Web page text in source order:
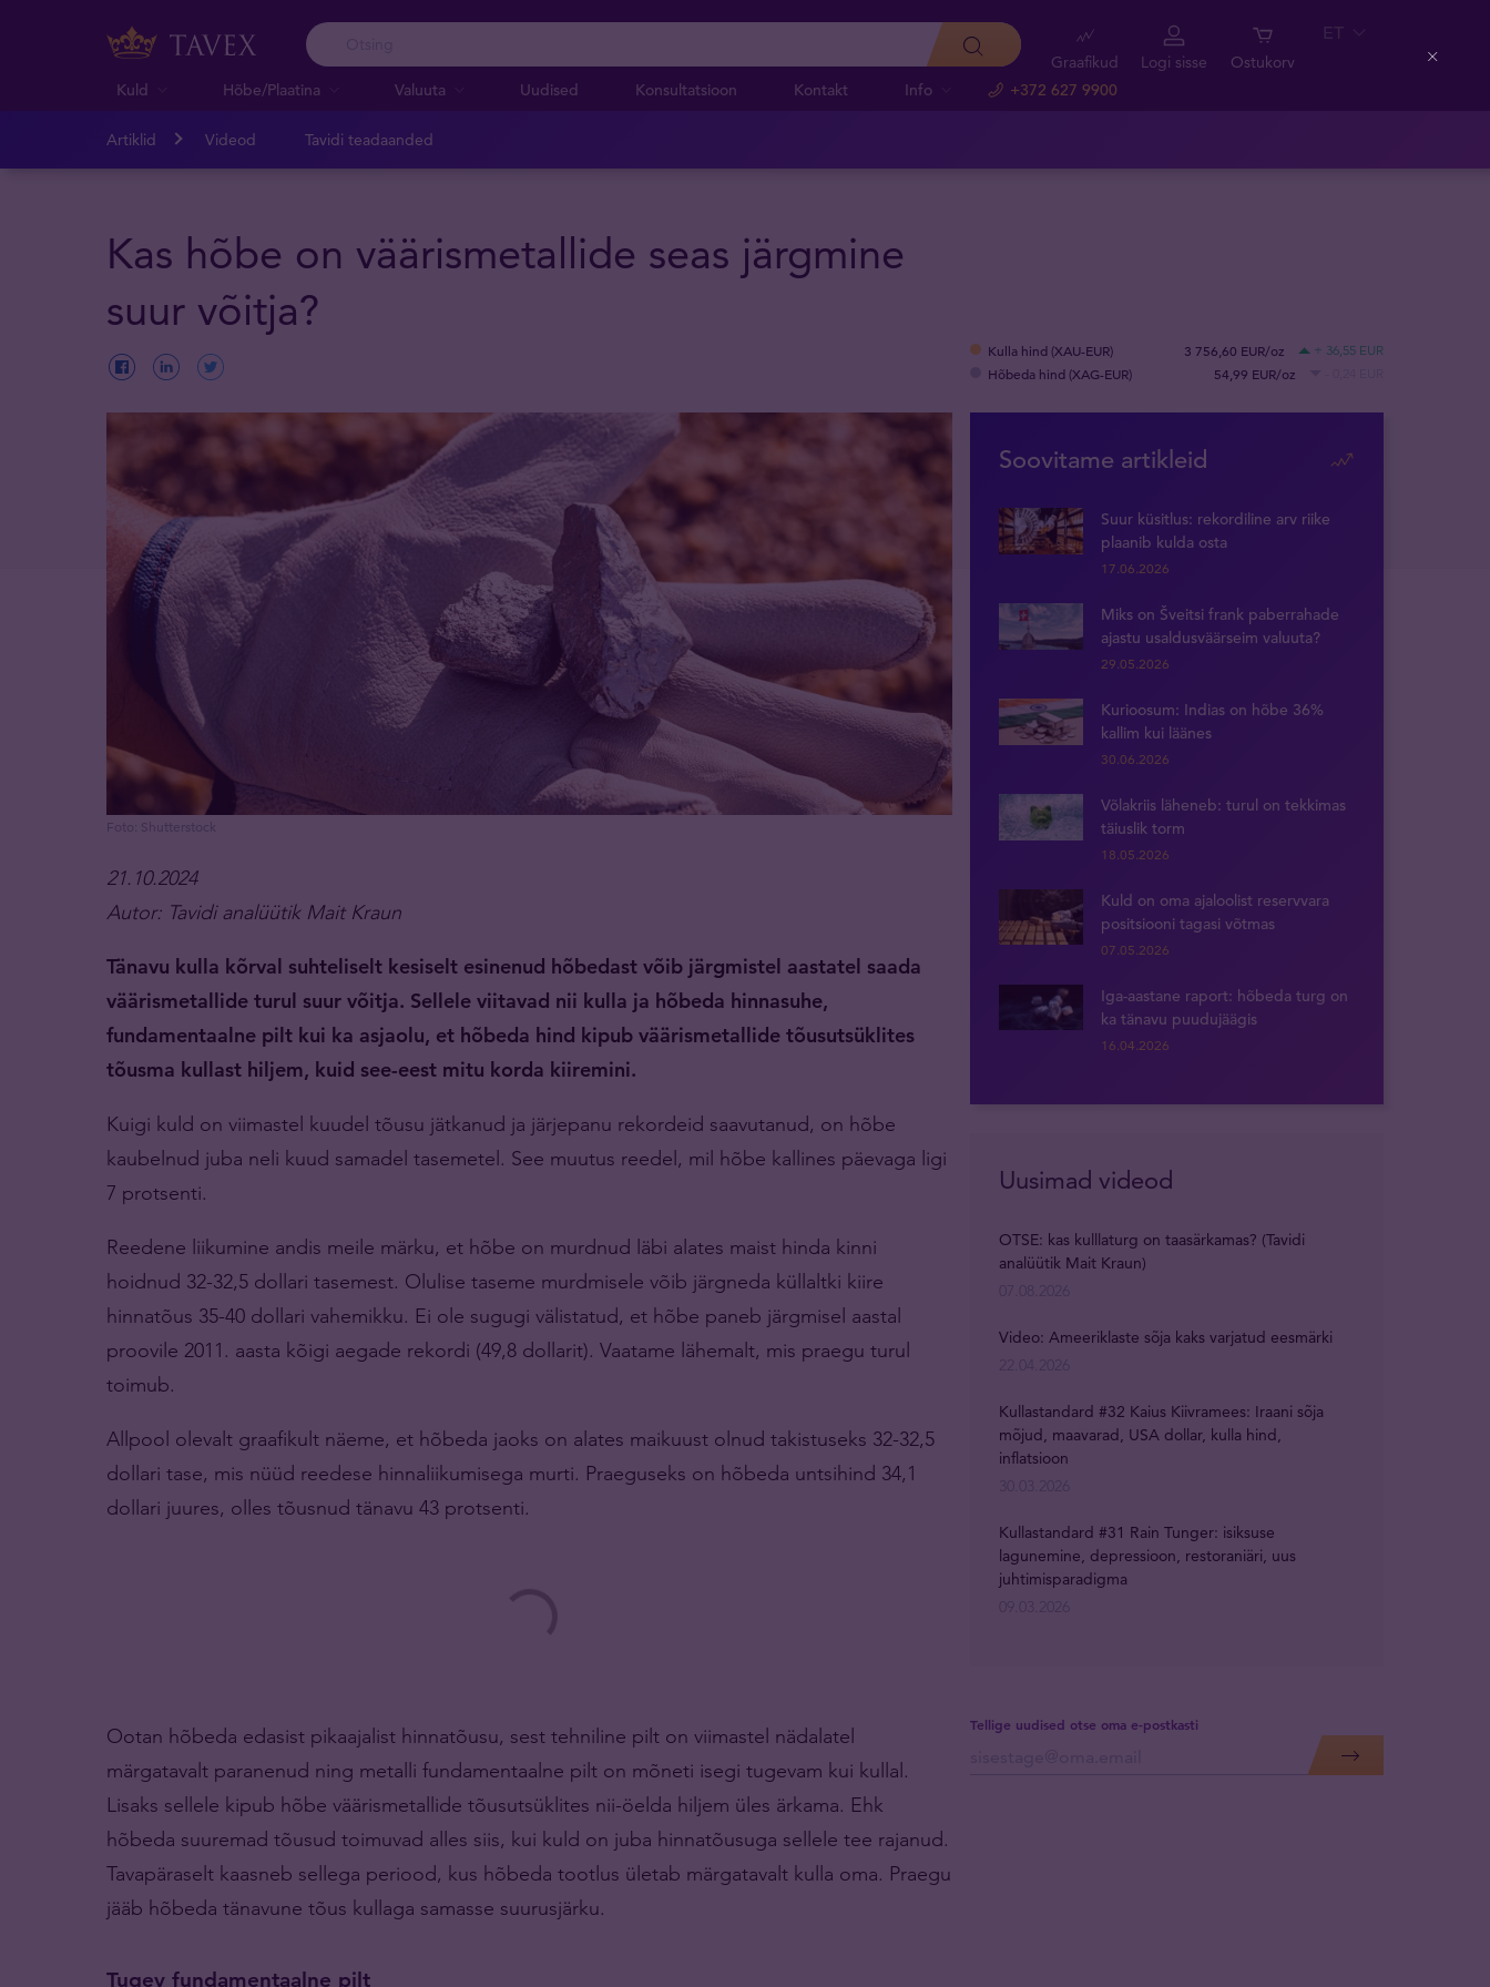
Kuld Hõbe/Plaatina Valuuta Uudised Konsultatsioon Kontakt Info +372 627 9900
Graafikud Logi sisse Ostukorv
ET
Artiklid Videod Tavidi teadaanded
Kas hõbe on väärismetallide seas järgmine
suur võitja?
Kulla hind (XAU-EUR) 3 756,60 EUR/oz + 36,55 EUR
Hõbeda hind (XAG-EUR) 54,99 EUR/oz
Foto: Shutterstock
21.10.2024
Autor: Tavidi analüütik Mait Kraun
Tänavu kulla kõrval suhteliselt kesiselt esinenud hõbedast võib järgmistel aastatel saada
väärismetallide turul suur võitja. Sellele viitavad nii kulla ja hõbeda hinnasuhe,
fundamentaalne pilt kui ka asjaolu, et hõbeda hind kipub väärismetallide tõusutsüklites
tõusma kullast hiljem, kuid see-eest mitu korda kiiremini.
Kuigi kuld on viimastel kuudel tõusu jätkanud ja järjepanu rekordeid saavutanud, on hõbe
kaubelnud juba neli kuud samadel tasemetel. See muutus reedel, mil hõbe kallines päevaga ligi
7 protsenti.
Reedene liikumine andis meile märku, et hõbe on murdnud läbi alates maist hinda kinni
hoidnud 32-32,5 dollari tasemest. Olulise taseme murdmisele võib järgneda küllaltki kiire
hinnatõus 35-40 dollari vahemikku. Ei ole sugugi välistatud, et hõbe paneb järgmisel aastal
proovile 2011. aasta kõigi aegade rekordi (49,8 dollarit). Vaatame lähemalt, mis praegu turul
toimub.
Allpool olevalt graafikult näeme, et hõbeda jaoks on alates maikuust olnud takistuseks 32-32,5
dollari tase, mis nüüd reedese hinnaliikumisega murti. Praeguseks on hõbeda untsihind 34,1
dollari juures, olles tõusnud tänavu 43 protsenti.
Ootan hõbeda edasist pikaajalist hinnatõusu, sest tehniline pilt on viimastel nädalatel
märgatavalt paranenud ning metalli fundamentaalne pilt on mõneti isegi tugevam kui kullal.
Lisaks sellele kipub hõbe väärismetallide tõusutsüklites nii-öelda hiljem üles ärkama. Ehk
hõbeda suuremad tõusud toimuvad alles siis, kui kuld on juba hinnatõusuga sellele tee rajanud.
Tavapäraselt kaasneb sellega periood, kus hõbeda tootlus ületab märgatavalt kulla oma. Praegu
jääb hõbeda tänavune tõus kullaga samasse suurusjärku.
Tugev fundamentaalne pilt
Soovitame artikleid
Suur küsitlus: rekordiline arv riike
plaanib kulda osta
17.06.2026
Miks on Šveitsi frank paberrahade
ajastu usaldusväärseim valuuta?
29.05.2026
Kurioosum: Indias on hõbe 36%
kallim kui läänes
30.06.2026
Võlakriis läheneb: turul on tekkimas
täiuslik torm
18.05.2026
Kuld on oma ajaloolist reservvara
positsiooni tagasi võtmas
07.05.2026
Iga-aastane raport: hõbeda turg on
ka tänavu puudujäägis
16.04.2026
Tellige uudised otse oma e-postkasti
Uusimad videod
OTSE: kas kulllaturg on taasärkamas? (Tavidi
analüütik Mait Kraun)
Video: Ameeriklaste sõja kaks varjatud eesmärki
Kullastandard #32 Kaius Kiivramees: Iraani sõja
mõjud, maavarad, USA dollar, kulla hind,
inflatsioon
Kullastandard #31 Rain Tunger: isiksuse
lagunemine, depressioon, restoraniäri, uus
juhtimisparadigma
Close